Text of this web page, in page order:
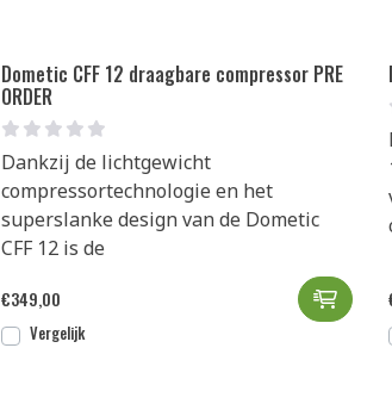
Dometic CFF 12 draagbare compressor PRE
ORDER
Dankzij de lichtgewicht
compressortechnologie en het
superslanke design van de Dometic
CFF 12 is de
€349,00
Vergelijk